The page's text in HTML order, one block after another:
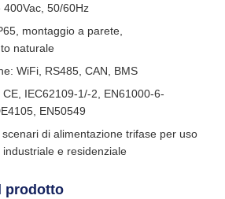
400Vac, 50/60Hz
montaggio a parete,
naturale
WiFi, RS485, CAN, BMS
IEC62109-1/-2, EN61000-6-
EN50549
di alimentazione trifase per uso
e residenziale
prodotto